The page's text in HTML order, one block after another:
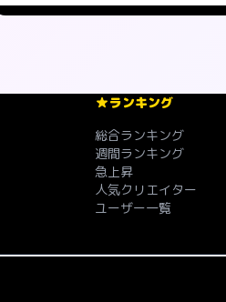
ランキング
総合ランキング
週間ランキング
急上昇
人気クリエイター
ユーザー一覧